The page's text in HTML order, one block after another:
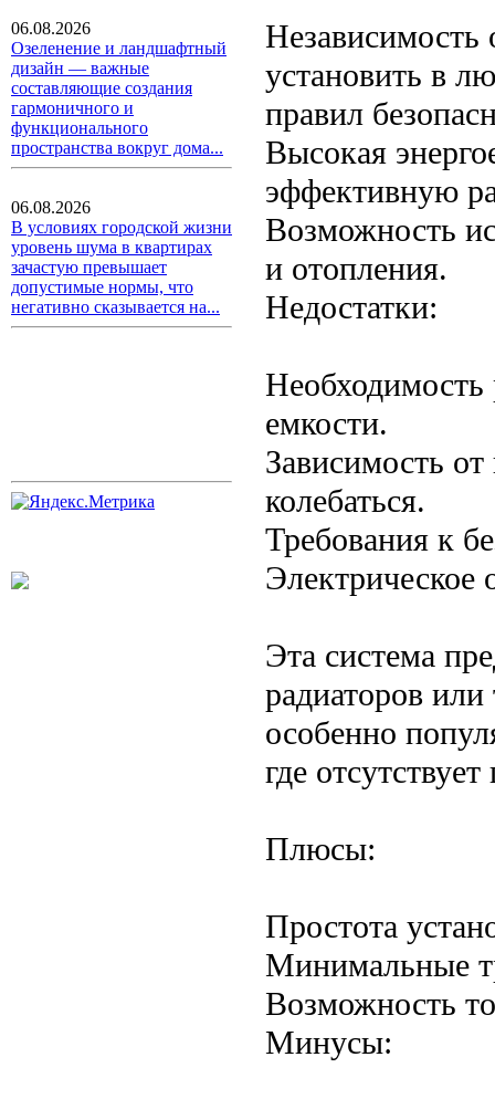
06.08.2026
Озеленение и ландшафтный
дизайн — важные
составляющие создания
гармоничного и
функционального
пространства вокруг дома...
06.08.2026
В условиях городской жизни
уровень шума в квартирах
зачастую превышает
допустимые нормы, что
негативно сказывается на...
установить в
правил
Высокая
эффективную
Возможность
и отопления.
Недостатки:
Необходимость
емкости.
Зависимость
колебаться.
Требования к
Электрическое
Эта система
радиаторов
особенно
где
Плюсы:
Простота
Минимальные
Возможность
Минусы: